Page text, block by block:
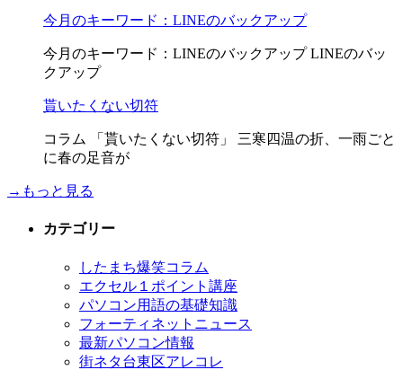
今月のキーワード：LINEのバックアップ
今月のキーワード：LINEのバックアップ LINEのバッ
クアップ
貰いたくない切符
コラム 「貰いたくない切符」 三寒四温の折、一雨ごと
に春の足音が
→もっと見る
カテゴリー
したまち爆笑コラム
エクセル１ポイント講座
パソコン用語の基礎知識
フォーティネットニュース
最新パソコン情報
街ネタ台東区アレコレ